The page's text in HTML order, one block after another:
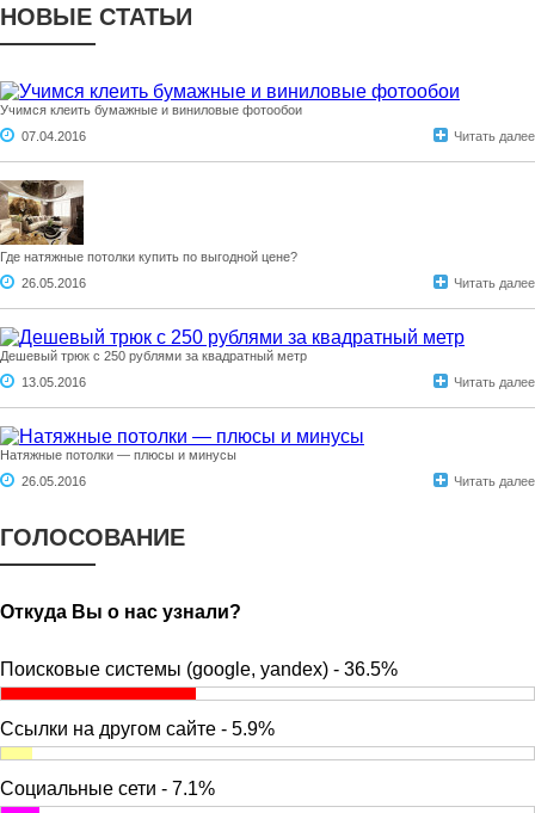
НОВЫЕ СТАТЬИ
Учимся клеить бумажные и виниловые фотообои
07.04.2016
Читать далее
Где натяжные потолки купить по выгодной цене?
26.05.2016
Читать далее
Дешевый трюк с 250 рублями за квадратный метр
13.05.2016
Читать далее
Натяжные потолки — плюсы и минусы
26.05.2016
Читать далее
ГОЛОСОВАНИЕ
Откуда Вы о нас узнали?
Поисковые системы (google, yandex) - 36.5%
Ссылки на другом сайте - 5.9%
Социальные сети - 7.1%